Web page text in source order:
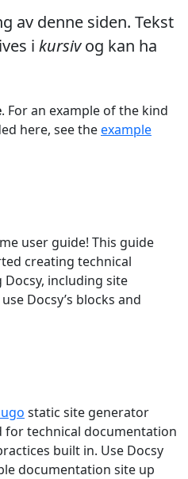
av denne siden. Tekst
i kursivog kan ha
. For an example of the kind
here, see theexample
user guide! This guide
creating technical
including site
Docsy’s blocks and
static site generator
for technical documentation
built in. Use Docsy
documentation site up